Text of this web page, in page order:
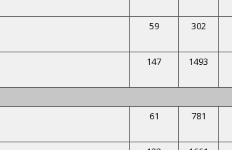
59 302
147 1493
61 781